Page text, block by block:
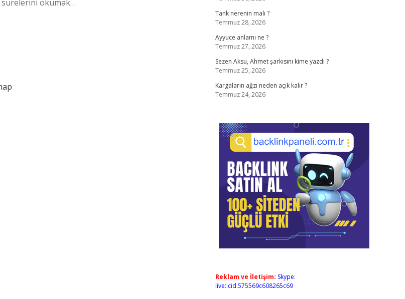
surelerini okumak…
Tank nerenin malı ?
Temmuz 28, 2026
Ayyuce anlamı ne ?
Temmuz 27, 2026
Sezen Aksu, Ahmet şarkısını kime yazdı ?
Temmuz 25, 2026
Kargaların ağzı neden açık kalır ?
Temmuz 24, 2026
Reklam ve İletişim: Skype:
live:.cid.575569c608265c69